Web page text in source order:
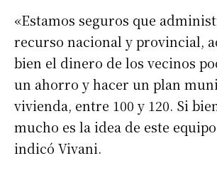
«Estamos seguros que
recurso nacional y provincial,
bien el dinero de los vecinos
un ahorro y hacer un plan
vivienda, entre 100 y 120. Si
mucho es la idea de este
indicó Vivani.